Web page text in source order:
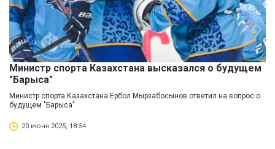
Министр спорта Казахстана высказался о будущем
"Барыса"
Министр спорта Казахстана Ербол Мырзабосынов ответил на вопрос о
будущем "Барыса"
20 июня 2025, 18:54